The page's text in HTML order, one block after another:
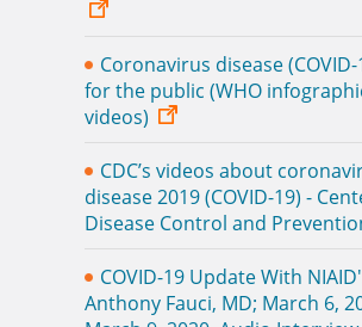
Coronavirus disease
for the public (WHO
videos)
CDC’s videos about
disease 2019 (COVID-19) -
Disease Control and
COVID-19 Update With
Anthony Fauci, MD; March 6,